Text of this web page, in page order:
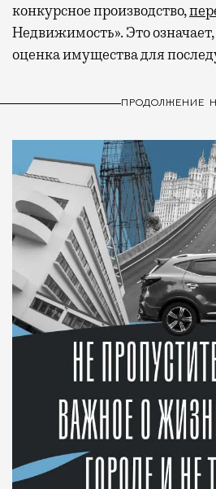
конкурсное производство,
Недвижимость». Это
оценка имущества для
ПРОДОЛЖЕНИЕ